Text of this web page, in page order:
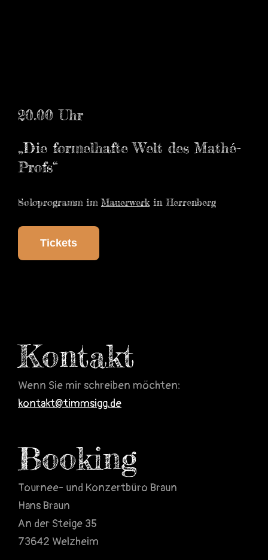
20.00 Uhr
„Die formelhafte Welt des Mathé-
Profs“
Soloprogramm imMauerwerkin Herrenberg
Tickets
Kontakt
Wenn Sie mir schreiben möchten:
kontakt@timmsigg.de
Booking
Tournee- und Konzertbüro Braun
Hans Braun
An der Steige 35
73642 Welzheim